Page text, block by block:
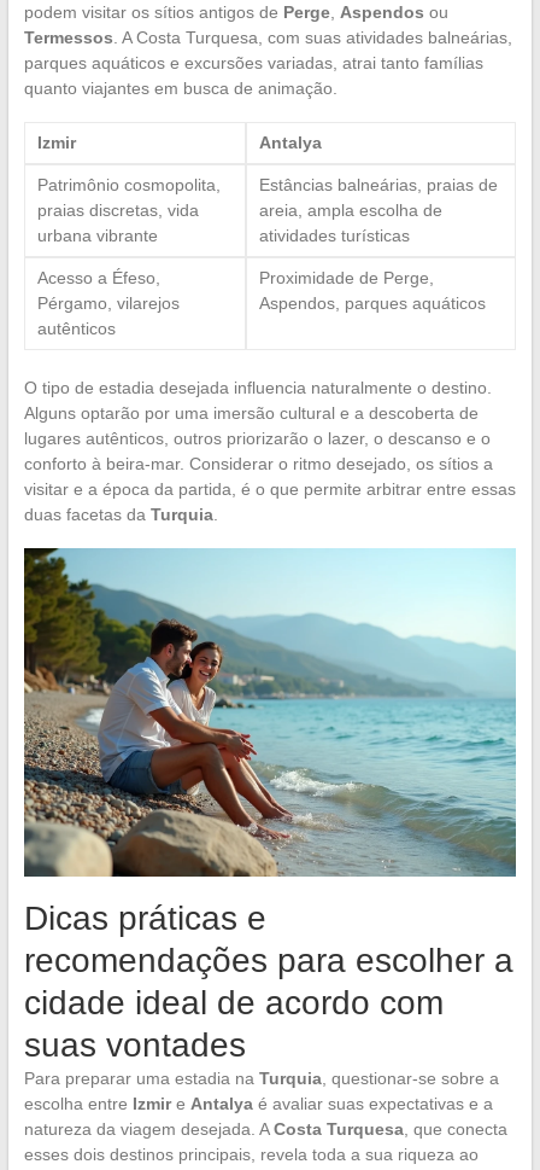
podem visitar os sítios antigos de Perge, Aspendos ou
Termessos . A Costa Turquesa, com suas atividades balneárias,
parques aquáticos e excursões variadas, atrai tanto famílias
quanto viajantes em busca de animação.
Izmir Antalya
Patrimônio cosmopolita,
praias discretas, vida
urbana vibrante
Estâncias balneárias, praias de
areia, ampla escolha de
atividades turísticas
Acesso a Éfeso,
Pérgamo, vilarejos
autênticos
Proximidade de Perge,
Aspendos, parques aquáticos
O tipo de estadia desejada influencia naturalmente o destino.
Alguns optarão por uma imersão cultural e a descoberta de
lugares autênticos, outros priorizarão o lazer, o descanso e o
conforto à beira-mar. Considerar o ritmo desejado, os sítios a
visitar e a época da partida, é o que permite arbitrar entre essas
duas facetas da Turquia.
Dicas práticas e
recomendações para escolher a
cidade ideal de acordo com
suas vontades
Para preparar uma estadia na Turquia, questionar-se sobre a
escolha entre Izmire Antalyaé avaliar suas expectativas e a
natureza da viagem desejada. ACosta Turquesa, que conecta
esses dois destinos principais, revela toda a sua riqueza ao